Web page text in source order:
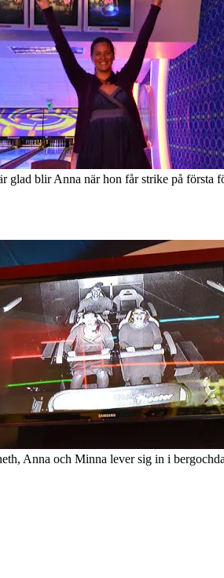
glad blir Anna när hon får strike på första
Anna och Minna lever sig in i